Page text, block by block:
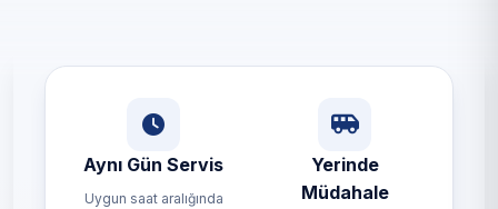
Aynı Gün Servis
Uygun saat aralığında
Yerinde
Müdahale